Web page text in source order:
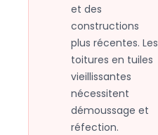
et des
constructions
plus récentes. Les
toitures en tuiles
vieillissantes
nécessitent
démoussage et
réfection.